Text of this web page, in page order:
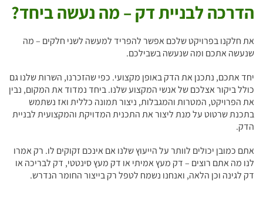
הדרכה לבניית דק – מה נעשה ביחד?
את חלקנו בפרויקט שלכם אפשר להפריד למעשה לשני חלקים – מה
שנעשה אתכם ומה שנעשה בשבילכם.
יחד אתכם, נתכנן את הדק באופן מקצועי. כפי שהזכרנו, השרות שלנו גם
כולל ביקור אצלכם של אנשי המקצוע שלנו. ביחד נמדוד את המקום, נבין
את הפרויקט, המטרות והמגבלות, ניצור תמונה כללית ואז נשתמש
בתכנת שרטוט על מנת ליצור את התכנית המדויקת והמקצועית לבניית
הדק.
אתם כמובן יכולים לוותר על הייעוץ שלנו אם אינכם זקוקים לו. רק אמרו
לנו מה אתם רוצים – דק מעץ אמיתי או דק מעץ סינטטי, דק לבריכה או
דק לגינה וכן הלאה, ואנחנו נשמח לטפל רק בייצור החומר הנדרש.